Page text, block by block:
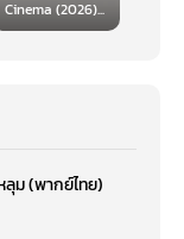
Cinema (2026)...
ม (พากย์ไทย)